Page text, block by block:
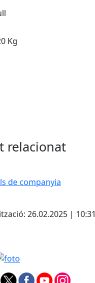
Kg
relacionat
de companyia
26.02.2025 | 10:31